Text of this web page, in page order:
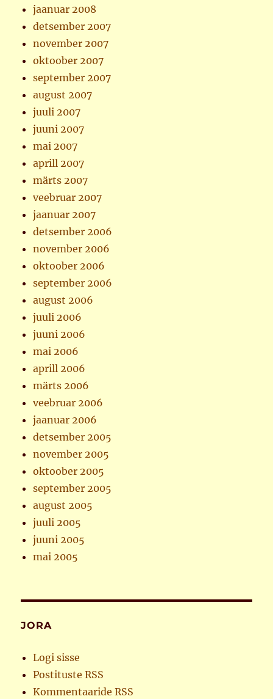
jaanuar 2008
detsember 2007
november 2007
oktoober 2007
september 2007
august 2007
juuli 2007
juuni 2007
mai 2007
aprill 2007
märts 2007
veebruar 2007
jaanuar 2007
detsember 2006
november 2006
oktoober 2006
september 2006
august 2006
juuli 2006
juuni 2006
mai 2006
aprill 2006
märts 2006
veebruar 2006
jaanuar 2006
detsember 2005
november 2005
oktoober 2005
september 2005
august 2005
juuli 2005
juuni 2005
mai 2005
JORA
Logi sisse
Postituste RSS
Kommentaaride RSS